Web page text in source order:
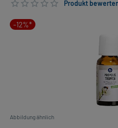
Produkt
-12%*
Abbildung ähnlich